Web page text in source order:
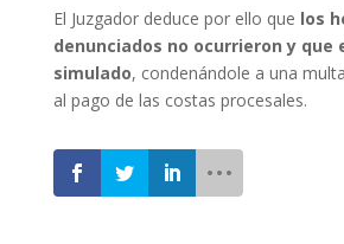
El Juzgador deduce por ello que los
denunciados no ocurrieron y que
simulado, condenándole a una
al pago de las costas procesales.